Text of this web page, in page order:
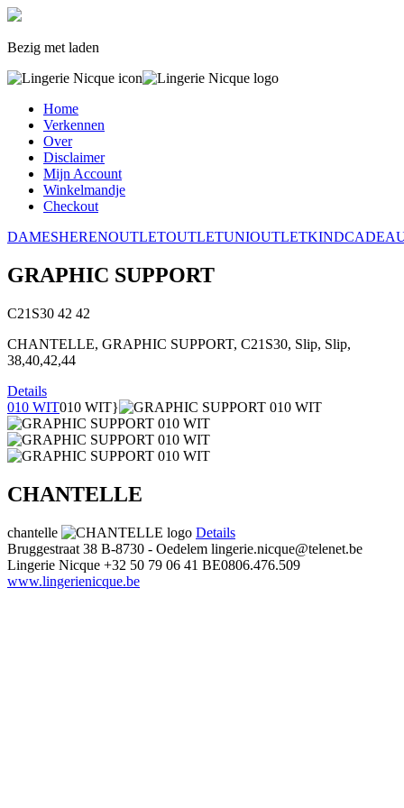
Bezig met laden
Home
Verkennen
Over
Disclaimer
Mijn Account
Winkelmandje
Checkout
DAMESHERENOUTLETOUTLETUNIOUTLETKIND
GRAPHIC SUPPORT
C21S30 42 42
CHANTELLE, GRAPHIC SUPPORT, C21S30, Slip, Slip,
38,40,42,44
Details
010 WIT010 WIT}
CHANTELLE
chantelle
Details
Bruggestraat 38 B-8730 - Oedelem lingerie.nicque@telenet.be
Lingerie Nicque +32 50 79 06 41 BE0806.476.509
www.lingerienicque.be